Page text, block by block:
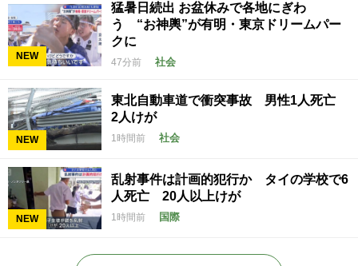
NEW
猛暑日続出 お盆休みで各地にぎわ
う “お神輿”が有明・東京ドリームパー
クに
47分前 社会
NEW
東北自動車道で衝突事故 男性1人死亡
2人けが
1時間前 社会
NEW
乱射事件は計画的犯行か タイの学校で6
人死亡 20人以上けが
1時間前 国際